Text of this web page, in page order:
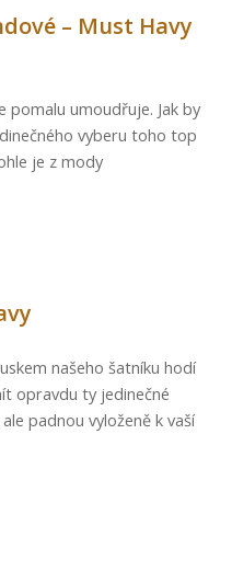
– Must Havy
pomalu umoudřuje. Jak by
vyberu toho top
je z mody
našeho šatníku hodí
opravdu ty jedinečné
padnou vyloženě k vaší